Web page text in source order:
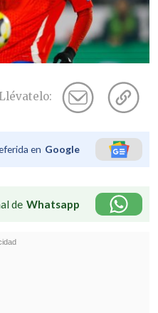
Llévatelo:
en Google
de Whatsapp